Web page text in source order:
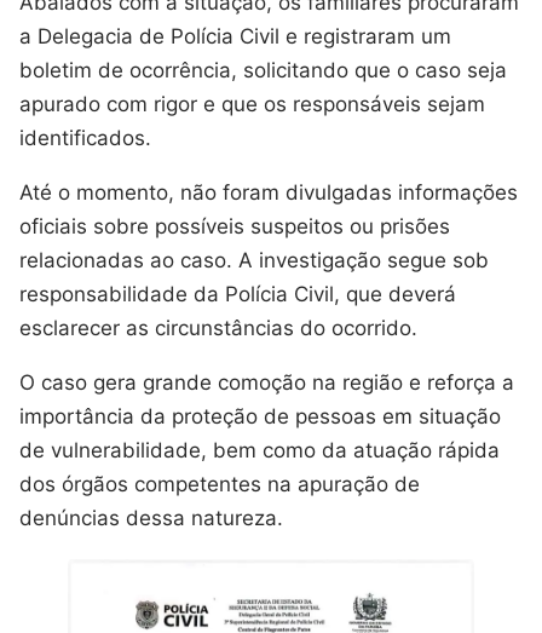
a Delegacia de Polícia Civil e registraram um
boletim de ocorrência, solicitando que o caso seja
apurado com rigor e que os responsáveis sejam
identificados.
Até o momento, não foram divulgadas informações
oficiais sobre possíveis suspeitos ou prisões
relacionadas ao caso. A investigação segue sob
responsabilidade da Polícia Civil, que deverá
esclarecer as circunstâncias do ocorrido.
O caso gera grande comoção na região e reforça a
importância da proteção de pessoas em situação
de vulnerabilidade, bem como da atuação rápida
dos órgãos competentes na apuração de
denúncias dessa natureza.